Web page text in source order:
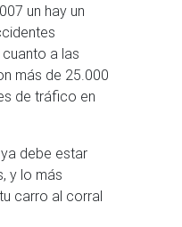
un hay un
a las
más de 25.000
de tráfico en
debe estar
y lo más
carro al corral